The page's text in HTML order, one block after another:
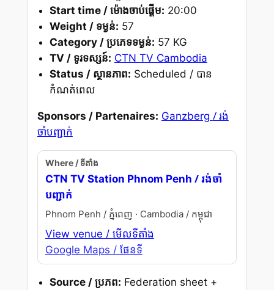
Start time / ម៉ោងចាប់ផ្តើម: 20:00
Weight / ទម្ងន់: 57
Category / ប្រភេទទម្ងន់: 57 KG
TV / ទូរទស្សន៍: CTN TV Cambodia
Status / ស្ថានភាព: Scheduled / បាន
កំណត់ពេល
Sponsors / Partenaires: Ganzberg / រង់
ចាំបញ្ជាក់
Where / ទីតាំង
CTN TV Station Phnom Penh / រង់ចាំ
បញ្ជាក់
Phnom Penh / ភ្នំពេញ · Cambodia / កម្ពុជា
View venue / មើលទីតាំង
Google Maps / ផែនទី
Source / ប្រភព: Federation sheet +